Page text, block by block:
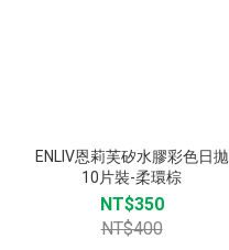
ENLIV恩莉芙矽水膠彩色日拋
10片裝-柔環棕
NT$350
NT$400